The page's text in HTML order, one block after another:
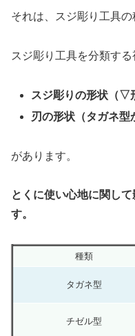
それは、スジ彫り工具の
スジ彫り工具を分類する
スジ彫りの形状（▽
刃の形状（タガネ型
があります。
とくに使い心地に関し
す。
種類
タガネ型
チゼル型